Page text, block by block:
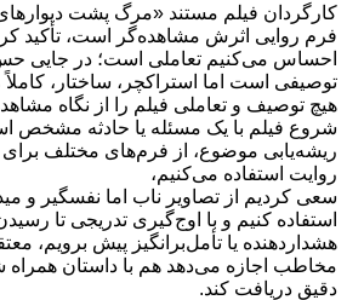
کارگردان فیلم مستند «مرگ پشت دیوارهای
فرم روایی اثرش مشاهده‌گر است، تأکید
احساس می‌کنیم تعاملی است؛ در جایی
توصیفی است اما استراکچر، ساختار،
هیچ توصیف و تعاملی فیلم را از نگاه
شروع فیلم با یک مسئله یا حادثه
ریشه‌یابی موضوع، از فرم‌های مختلف
روایت استفاده می‌کنیم،
سعی کردیم از تصاویر ناب اما نفسگیر و
استفاده کنیم و با اوج‌گیری تدریجی تا
هشداردهنده یا تأمل‌برانگیز پیش برویم،
مخاطب اجازه می‌دهد هم با داستان
دقیق دریافت کند.